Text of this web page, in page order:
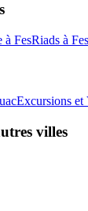
à FesRiads à Fes
Excursions et
villes